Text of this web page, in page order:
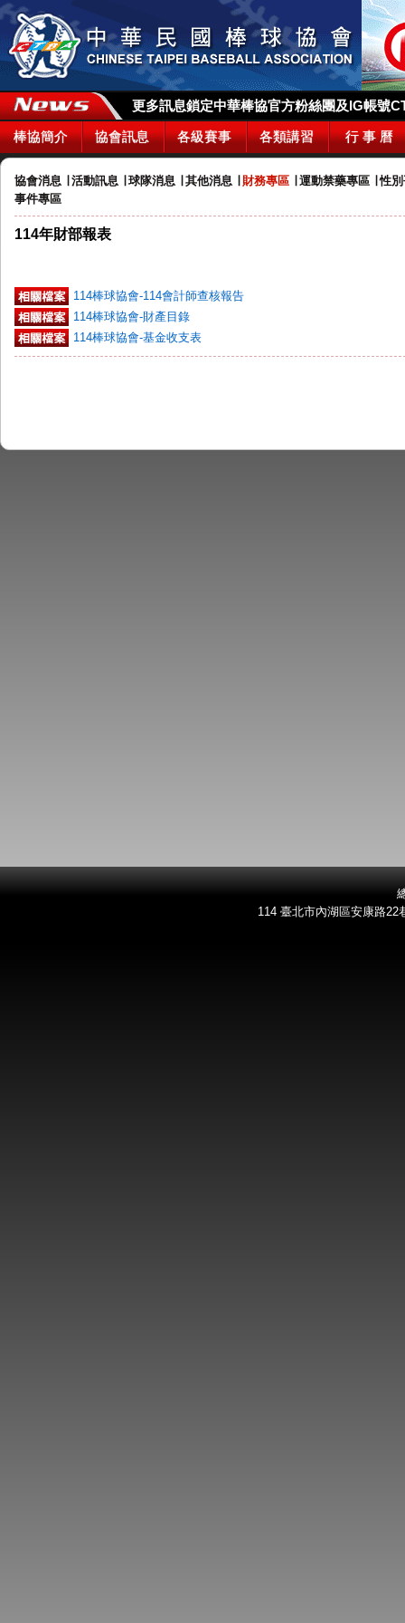
更多訊息鎖定中華棒協官方粉絲團及IG帳號
棒協簡介 協會訊息 各級賽事 各類講習 行 事 曆
協會消息 活動訊息 球隊消息 其他消息 財務專區 運動禁藥專區 ∣性
事件專區
114年財部報表
114棒球協會-114會計師查核報告
114棒球協會-財產目錄
114棒球協會-基金收支表
114 臺北市內湖區安康路22